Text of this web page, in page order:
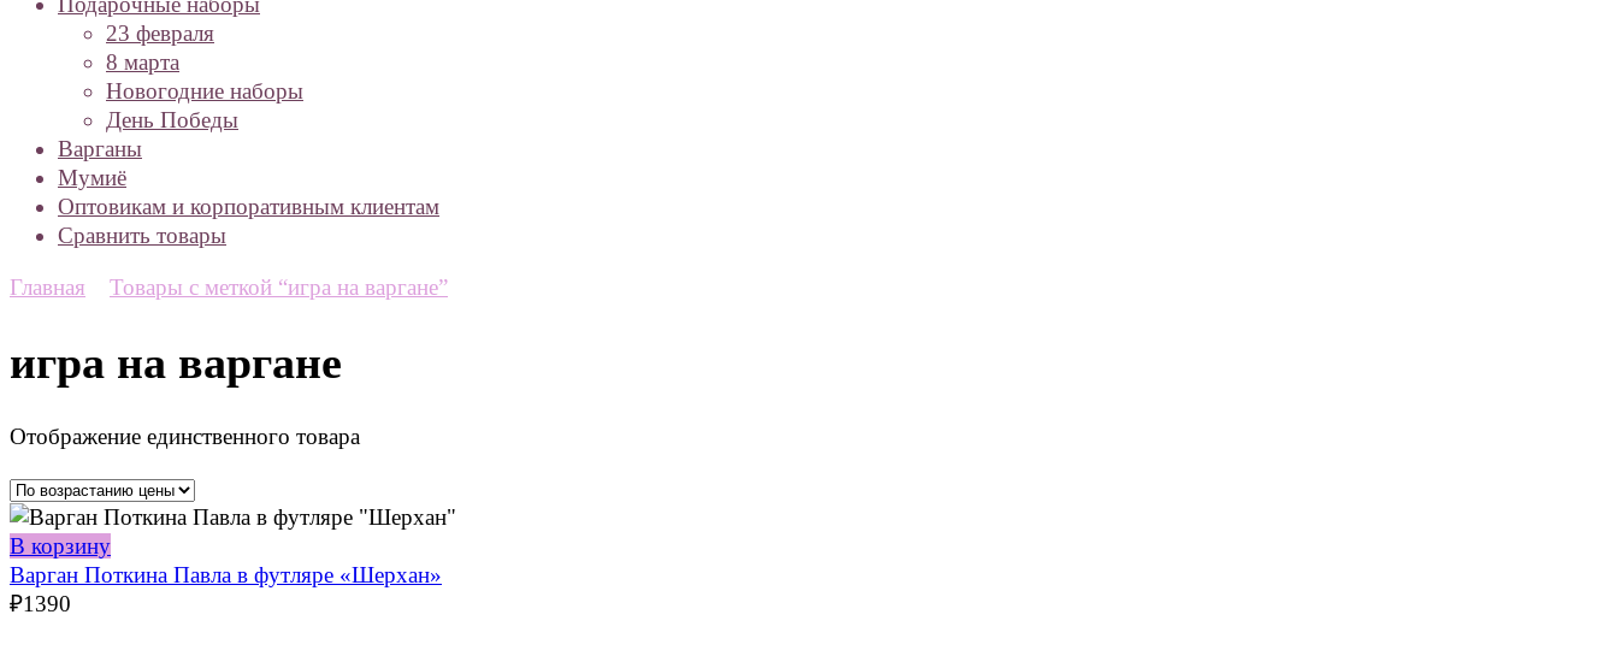
23 февраля
8 марта
Новогодние наборы
День Победы
Варганы
Мумиё
Оптовикам и корпоративным клиентам
Сравнить товары
Главная Товары с меткой “игра на варгане”
игра на варгане
Отображение единственного товара
В корзину
Варган Поткина Павла в футляре «Шерхан»
₽1390